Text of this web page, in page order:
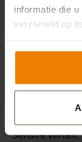
informatie die
verzameld op
middelen
wordt met
de
Sensire